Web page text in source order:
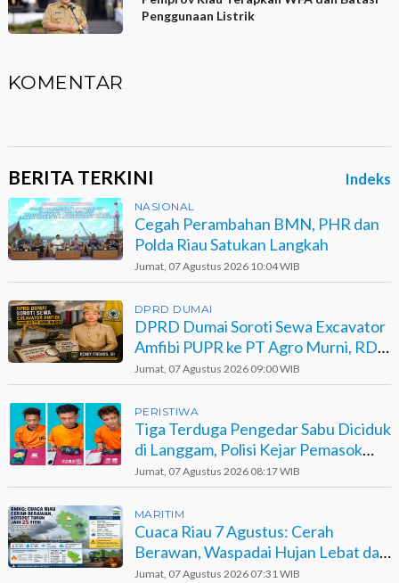
Penggunaan Listrik
KOMENTAR
BERITA TERKINI Indeks
NASIONAL
Cegah Perambahan BMN, PHR dan
Polda Riau Satukan Langkah
Jumat, 07 Agustus 2026 10:04 WIB
DPRD DUMAI
DPRD Dumai Soroti Sewa Excavator
Amfibi PUPR ke PT Agro Murni, RDP
Jadi Opsi
Jumat, 07 Agustus 2026 09:00 WIB
PERISTIWA
Tiga Terduga Pengedar Sabu Diciduk
di Langgam, Polisi Kejar Pemasok
Berinisial GA
Jumat, 07 Agustus 2026 08:17 WIB
MARITIM
Cuaca Riau 7 Agustus: Cerah
Berawan, Waspadai Hujan Lebat dan
Petir
Jumat, 07 Agustus 2026 07:31 WIB